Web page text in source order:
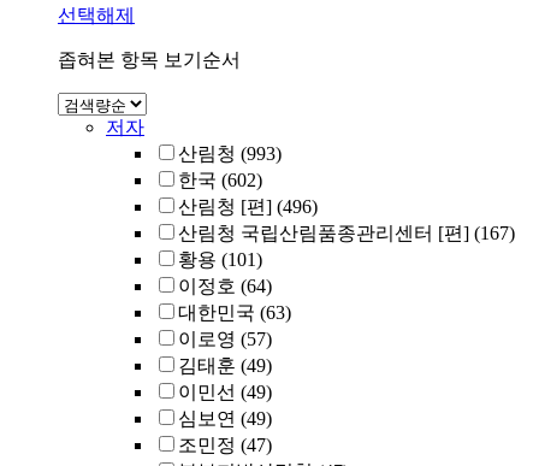
선택해제
좁혀본 항목 보기순서
저자
산림청 (993)
한국 (602)
산림청 [편] (496)
산림청 국립산림품종관리센터 [편] (167)
황용 (101)
이정호 (64)
대한민국 (63)
이로영 (57)
김태훈 (49)
이민선 (49)
심보연 (49)
조민정 (47)